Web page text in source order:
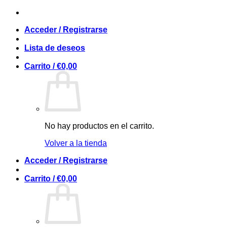
Saltar
contenidoAcceder / Registrarse
Lista de deseos
Carrito /€0,00
No hay productos en el carrito.
Volver a la tienda
Acceder / Registrarse
Carrito /€0,00